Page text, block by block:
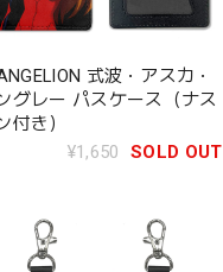
式波・アスカ・
グレー パスケース（ナス
付き）
¥1,650
SOLD OUT